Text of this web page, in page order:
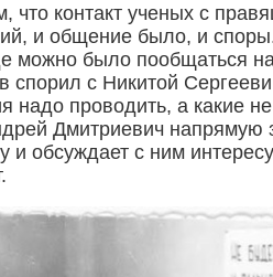
что контакт ученых с
и общение было, и
можно было пообщаться
спорил с Никитой
надо проводить, а какие
Дмитриевич напрямую
и обсуждает с ним